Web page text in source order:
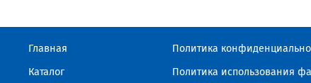
Главная
Каталог
Политика
Политика использования